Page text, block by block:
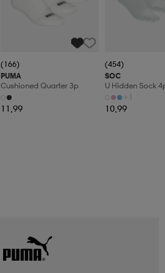
(166)
PUMA
Cushioned Quarter 3p
11,99
(454)
SOC
U Hidden Sock
+1
10,99